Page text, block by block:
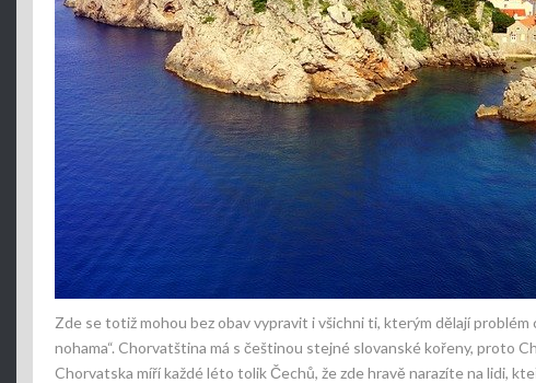
Zde se totiž mohou bez obav vypravit i všichni ti, kterým dělají
nohama“. Chorvatština má s češtinou stejné slovanské kořeny, proto
Chorvatska míří každé léto tolik Čechů, že zde hravě narazíte na lidi,